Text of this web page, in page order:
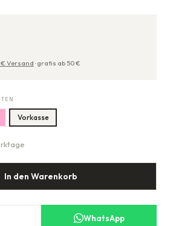
€ Versand ·gratis ab 50€
Vorkasse
In den Warenkorb
WhatsApp